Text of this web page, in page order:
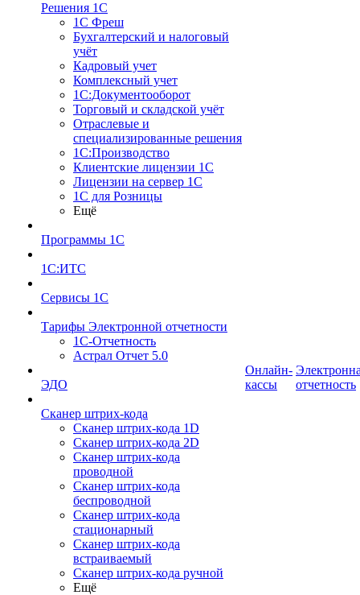
Решения 1С
1С Фреш
Бухгалтерский и налоговый
учёт
Кадровый учет
Комплексный учет
1С:Документооборот
Торговый и складской учёт
Отраслевые и
специализированные решения
1С:Производство
Клиентские лицензии 1С
Лицензии на сервер 1С
1С для Розницы
Ещё
Программы 1С
1С:ИТС
Сервисы 1С
Тарифы Электронной отчетности
1С-Отчетность
Астрал Отчет 5.0
ЭДО
Сканер штрих-кода
Сканер штрих-кода 1D
Сканер штрих-кода 2D
Сканер штрих-кода
проводной
Сканер штрих-кода
беспроводной
Сканер штрих-кода
стационарный
Сканер штрих-кода
встраиваемый
Сканер штрих-кода ручной
Ещё
Онлайн-
кассы
отчетность